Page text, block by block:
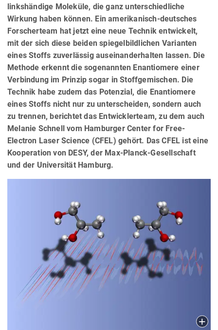
linkshändige Moleküle, die ganz unterschiedliche
Wirkung haben können. Ein amerikanisch-deutsches
Forscherteam hat jetzt eine neue Technik entwickelt,
mit der sich diese beiden spiegelbildlichen Varianten
eines Stoffs zuverlässig auseinanderhalten lassen. Die
Methode erkennt die sogenannten Enantiomere einer
Verbindung im Prinzip sogar in Stoffgemischen. Die
Technik habe zudem das Potenzial, die Enantiomere
eines Stoffs nicht nur zu unterscheiden, sondern auch
zu trennen, berichtet das Entwicklerteam, zu dem auch
Melanie Schnell vom Hamburger Center for Free-
Electron Laser Science (CFEL) gehört. Das CFEL ist eine
Kooperation von DESY, der Max-Planck-Gesellschaft
und der Universität Hamburg.